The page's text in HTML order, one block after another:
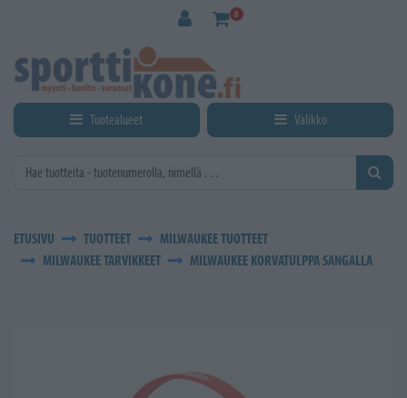
0
Tuotealueet Valikko
ETUSIVU TUOTTEET
MILWAUKEE TUOTTEET
MILWAUKEE TARVIKKEET
MILWAUKEE KORVATULPPA SANGALLA